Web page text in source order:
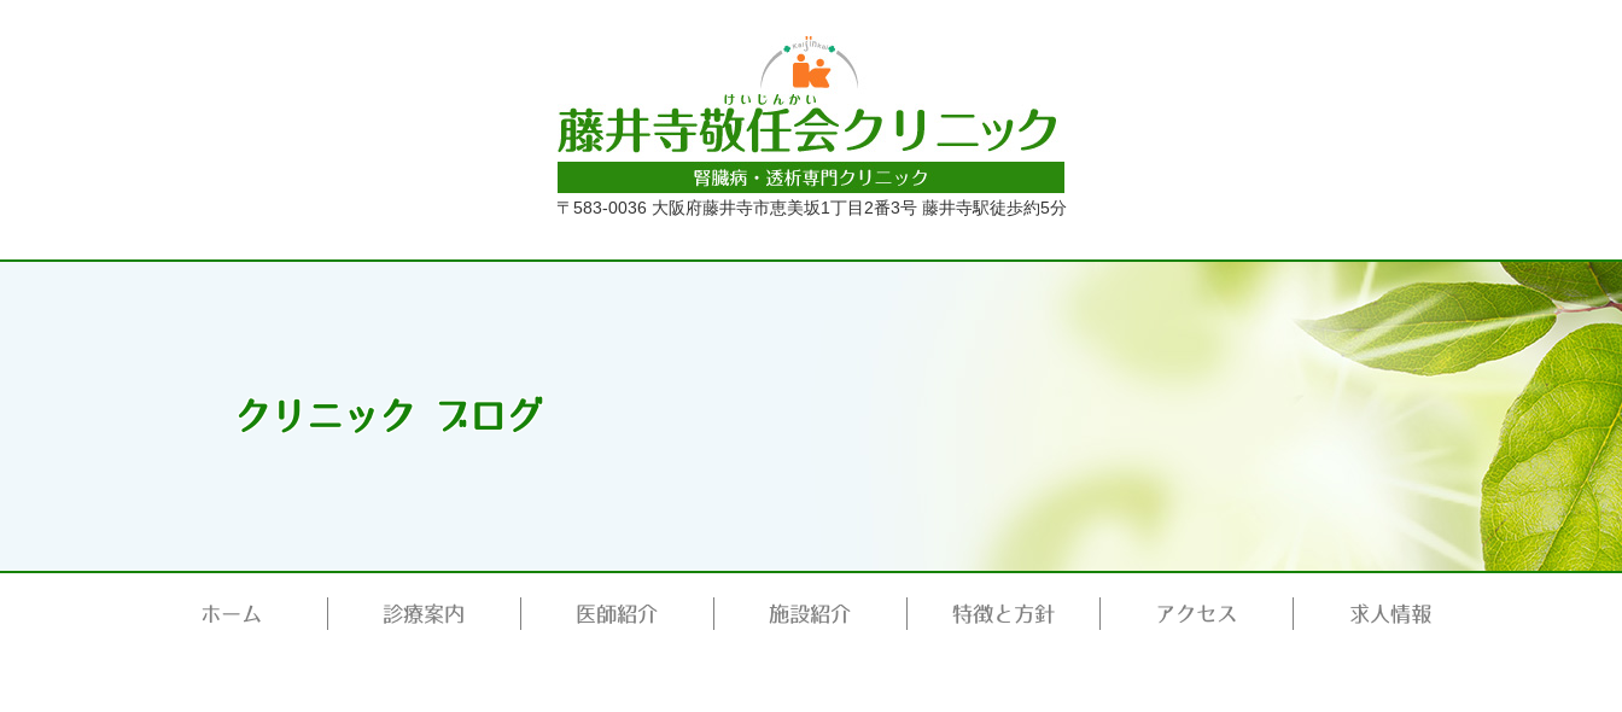
〒583-0036 大阪府藤井寺市恵美坂1丁目2番3号 藤井寺駅徒歩約5分
クリニック ブログ
ホーム 診療案内 医師紹介 施設紹介 特徴と方針 アクセス 求人情報